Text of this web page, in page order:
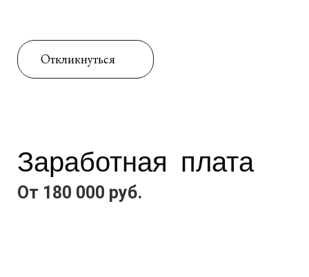
Откликнуться
Заработная плата
От 180 000 руб.